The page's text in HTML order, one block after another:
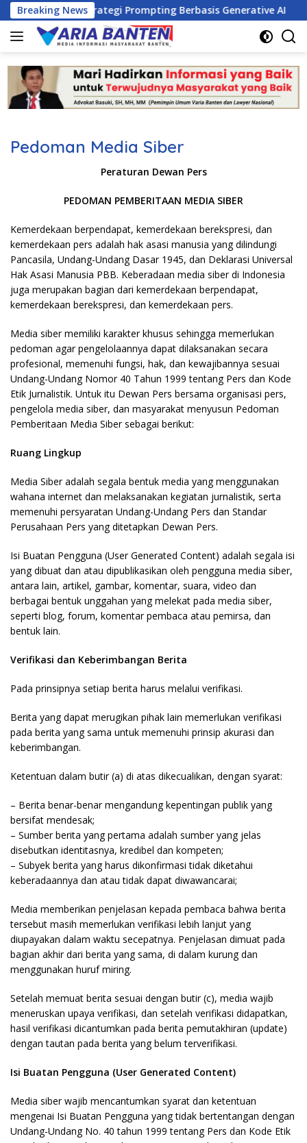
Skip
to
content
Breaking News
dan Strategi Prompting Berbasis Generative AI
Pedoman Media Siber
Peraturan Dewan Pers
PEDOMAN PEMBERITAAN MEDIA SIBER
Kemerdekaan berpendapat, kemerdekaan berekspresi, dan
kemerdekaan pers adalah hak asasi manusia yang dilindungi
Pancasila, Undang-Undang Dasar 1945, dan Deklarasi Universal
Hak Asasi Manusia PBB. Keberadaan media siber di Indonesia
juga merupakan bagian dari kemerdekaan berpendapat,
kemerdekaan berekspresi, dan kemerdekaan pers.
Media siber memiliki karakter khusus sehingga memerlukan
pedoman agar pengelolaannya dapat dilaksanakan secara
profesional, memenuhi fungsi, hak, dan kewajibannya sesuai
Undang-Undang Nomor 40 Tahun 1999 tentang Pers dan Kode
Etik Jurnalistik. Untuk itu Dewan Pers bersama organisasi pers,
pengelola media siber, dan masyarakat menyusun Pedoman
Pemberitaan Media Siber sebagai berikut:
Ruang Lingkup
Media Siber adalah segala bentuk media yang menggunakan
wahana internet dan melaksanakan kegiatan jurnalistik, serta
memenuhi persyaratan Undang-Undang Pers dan Standar
Perusahaan Pers yang ditetapkan Dewan Pers.
Isi Buatan Pengguna (User Generated Content) adalah segala isi
yang dibuat dan atau dipublikasikan oleh pengguna media siber,
antara lain, artikel, gambar, komentar, suara, video dan
berbagai bentuk unggahan yang melekat pada media siber,
seperti blog, forum, komentar pembaca atau pemirsa, dan
bentuk lain.
Verifikasi dan Keberimbangan Berita
Pada prinsipnya setiap berita harus melalui verifikasi.
Berita yang dapat merugikan pihak lain memerlukan verifikasi
pada berita yang sama untuk memenuhi prinsip akurasi dan
keberimbangan.
Ketentuan dalam butir (a) di atas dikecualikan, dengan syarat:
– Berita benar-benar mengandung kepentingan publik yang
bersifat mendesak;
– Sumber berita yang pertama adalah sumber yang jelas
disebutkan identitasnya, kredibel dan kompeten;
– Subyek berita yang harus dikonfirmasi tidak diketahui
keberadaannya dan atau tidak dapat diwawancarai;
Media memberikan penjelasan kepada pembaca bahwa berita
tersebut masih memerlukan verifikasi lebih lanjut yang
diupayakan dalam waktu secepatnya. Penjelasan dimuat pada
bagian akhir dari berita yang sama, di dalam kurung dan
menggunakan huruf miring.
Setelah memuat berita sesuai dengan butir (c), media wajib
meneruskan upaya verifikasi, dan setelah verifikasi didapatkan,
hasil verifikasi dicantumkan pada berita pemutakhiran (update)
dengan tautan pada berita yang belum terverifikasi.
Isi Buatan Pengguna (User Generated Content)
Media siber wajib mencantumkan syarat dan ketentuan
mengenai Isi Buatan Pengguna yang tidak bertentangan dengan
Undang-Undang No. 40 tahun 1999 tentang Pers dan Kode Etik